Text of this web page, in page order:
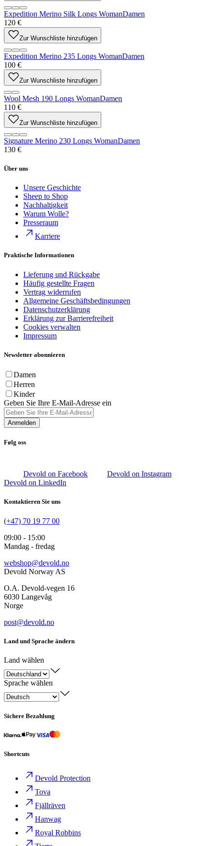
Expedition Merino Silk Longs WomanDamen
120 €
Zur Wunschliste hinzufügen
Expedition Merino 235 Longs WomanDamen
100 €
Zur Wunschliste hinzufügen
Wool Mesh 190 Longs WomanDamen
110 €
Zur Wunschliste hinzufügen
Signature Merino 230 Longs WomanDamen
130 €
Über uns
Unsere Geschichte
Sheep to Shop
Nachhaltigkeit
Warum Wolle?
Presseraum
Karriere
Praktische Informationen
Lieferung und Rückgabe
Häufig gestellte Fragen
Vertrag widerrufen
Allgemeine Geschäftsbedingungen
Datenschutzerklärung
Erklärung zur Barrierefreiheit
Cookies verwalten
Impressum
Newsletter abonnieren
Damen
Herren
Kinder
Geben Sie Ihre E-Mail-Adresse ein
Anmelden
Følg oss
Devold on Facebook
Devold on Instagram
Devold on LinkedIn
Kontaktieren Sie uns
(+47) 70 19 77 00
09:00 - 15:00
Mandag - fredag
webshop@devold.no
Devold Norway AS
O.A. Devold-vegen 16
6030 Langevåg
Norge
post@devold.no
Land und Sprache ändern
Land wählen
Sprache wählen
Sichere Bezahlung
Shortcuts
Devold Protection
Tova
Fjällräven
Hanwag
Royal Robbins